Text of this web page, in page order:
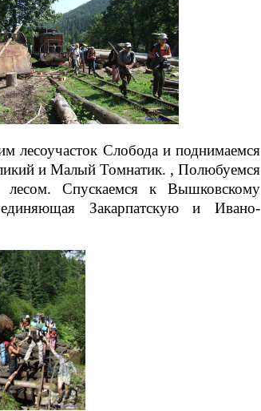
лесоучасток Слобода и поднимаемся
и Малый Томнатик. , Полюбуемся
лесом. Спускаемся к Вышковскому
Закарпатскую и Ивано-